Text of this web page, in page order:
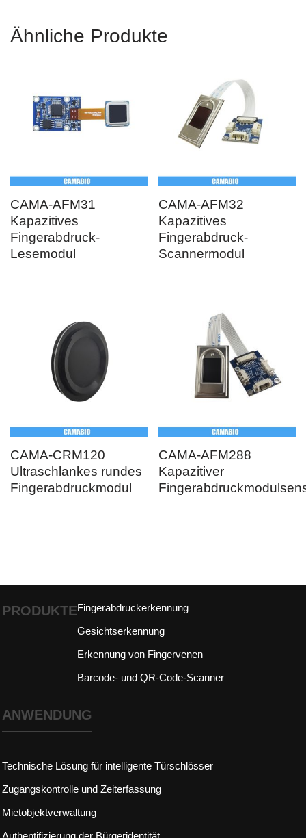
Ähnliche Produkte
CAMA-AFM31
Kapazitives
Fingerabdruck-
Lesemodul
CAMA-AFM32
Kapazitives
Fingerabdruck-
Scannermodul
CAMA-CRM120
Ultraschlankes rundes
Fingerabdruckmodul
CAMA-AFM288
Kapazitiver
PRODUKTEFingerabdruckerkennung
Gesichtserkennung
Erkennung von Fingervenen
Barcode- und QR-Code-Scanner
ANWENDUNG
Technische Lösung für intelligente Türschlösser
Zugangskontrolle und Zeiterfassung
Mietobjektverwaltung
Authentifizierung der Bürgeridentität